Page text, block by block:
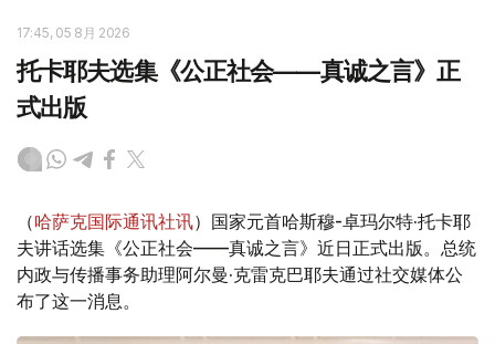
17:45, 05 8月 2026
托卡耶夫选集《公正社会——真诚之言》正
式出版
（哈萨克国际通讯社讯）国家元首哈斯穆-卓玛尔特·托卡耶
夫讲话选集《公正社会——真诚之言》近日正式出版。总统
内政与传播事务助理阿尔曼·克雷克巴耶夫通过社交媒体公
布了这一消息。